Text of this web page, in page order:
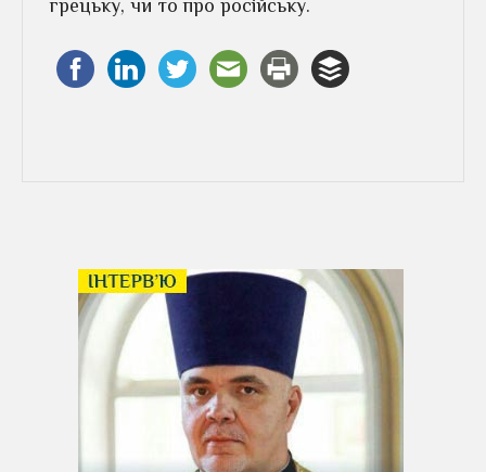
грецьку, чи то про російську.